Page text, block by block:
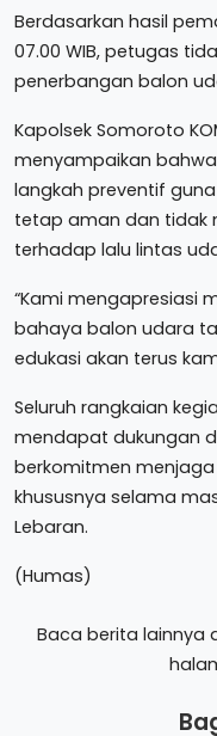
Berdasarkan hasil
07.00 WIB, petugas
penerbangan balon
Kapolsek Somoroto
menyampaikan
langkah preventif
tetap aman dan tidak
terhadap lalu lintas
“Kami mengapresiasi
bahaya balon udara
edukasi akan terus
Seluruh rangkaian
mendapat dukungan
berkomitmen
khususnya selama
Lebaran.
(Humas)
Baca berita lainnya